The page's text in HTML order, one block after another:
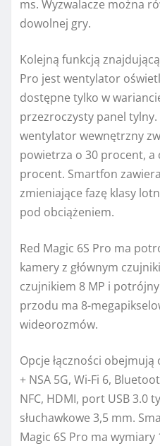
ms. Wyzwalacze można
dowolnej gry.
Kolejną funkcją
Pro jest wentylator
dostępne tylko w
przezroczysty panel tylny.
wentylator wewnętrzny
powietrza o 30 procent,
procent. Smartfon
zmieniające fazę klasy
pod obciążeniem.
Red Magic 6S Pro ma
kamery z głównym
czujnikiem 8 MP i
przodu ma 8-
wideorozmów.
Opcje łączności
+ NSA 5G, Wi-Fi 6,
NFC, HDMI, port USB 3.0
słuchawkowe 3,5 mm.
Magic 6S Pro ma wymiary